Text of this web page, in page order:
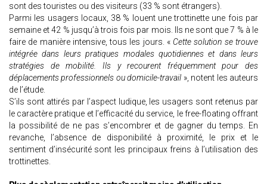
sont des touristes ou des visiteurs (33 % sont étrangers).
Parmi les usagers locaux, 38 % louent une trottinette une fois par
semaine et 42 % jusqu’à trois fois par mois. Ils ne sont que 7 % à le
faire de manière intensive, tous les jours. « Cette solution se trouve
intégrée dans leurs pratiques modales quotidiennes et dans leurs
stratégies de mobilité. Ils y recourent fréquemment pour des
déplacements professionnels ou domicile-travail », notent les auteurs
de l’étude.
S’ils sont attirés par l’aspect ludique, les usagers sont retenus par
le caractère pratique et l’efficacité du service, le free-floating offrant
la possibilité de ne pas s’encombrer et de gagner du temps. En
revanche, l’absence de disponibilité à proximité, le prix et le
sentiment d’insécurité sont les principaux freins à l’utilisation des
trottinettes.